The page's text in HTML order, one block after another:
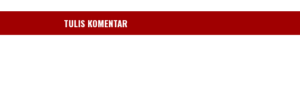
TULIS KOMENTAR